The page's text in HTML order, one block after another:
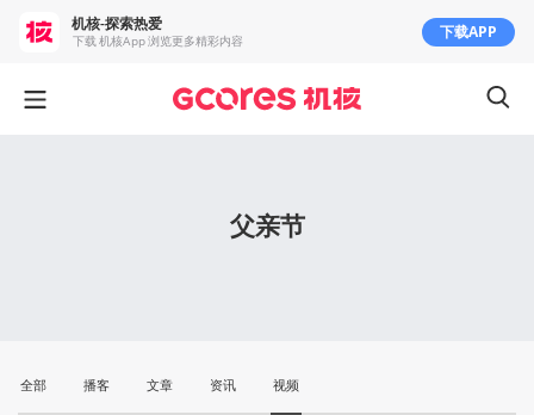
父亲节
全部 播客 文章 资讯 视频
机核-探索热爱
下载 机核App 浏览更多精彩内容 下载APP